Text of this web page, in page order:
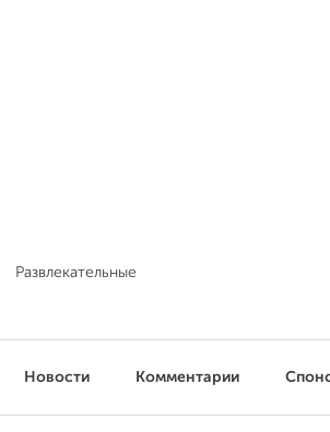
Развлекательные
Новости Комментарии